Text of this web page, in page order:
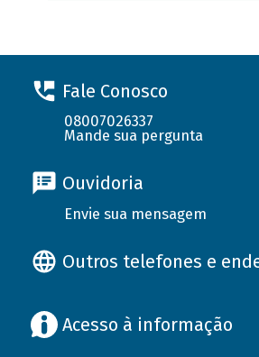
Fale Conosco
08007026337
Mande sua pergunta
Ouvidoria
Envie sua mensagem
Outros telefones e
Acesso à informação